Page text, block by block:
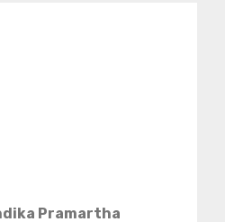
Pramartha